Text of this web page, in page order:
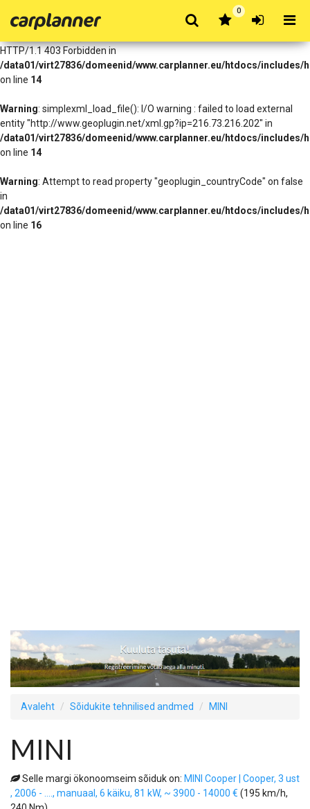
Warning: simplexml_load_file(http://www.geoplugin.net/xml.gp?
HTTP/1.1 403 Forbidden in
/data01/virt27836/domeenid/www.carplanner.eu/htdocs/includes/
on line 14
Warning: simplexml_load_file(): I/O warning : failed to load external
entity "http://www.geoplugin.net/xml.gp?ip=216.73.216.202" in
/data01/virt27836/domeenid/www.carplanner.eu/htdocs/includes/
on line 14
Warning: Attempt to read property "geoplugin_countryCode" on false
in
/data01/virt27836/domeenid/www.carplanner.eu/htdocs/includes/
on line 16
0
Avaleht Sõidukite tehnilised andmed MINI
MINI
Selle margi ökonoomseim sõiduk on: MINI Cooper | Cooper, 3 ust
, 2006 - ...., manuaal, 6 käiku, 81 kW, ~ 3900 - 14000 € (195 km/h,